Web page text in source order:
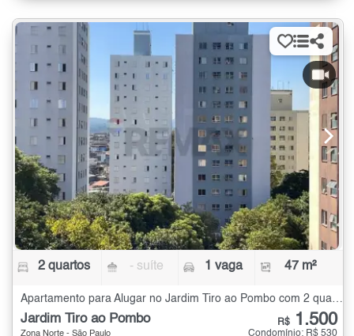
2 quartos - suíte 1 vaga 47 m²
Apartamento para Alugar no Jardim Tiro ao Pombo com 2 quartos - 47 m²
Jardim Tiro ao Pombo
Zona Norte - São Paulo
R$ 1.500
Condomínio: R$ 530